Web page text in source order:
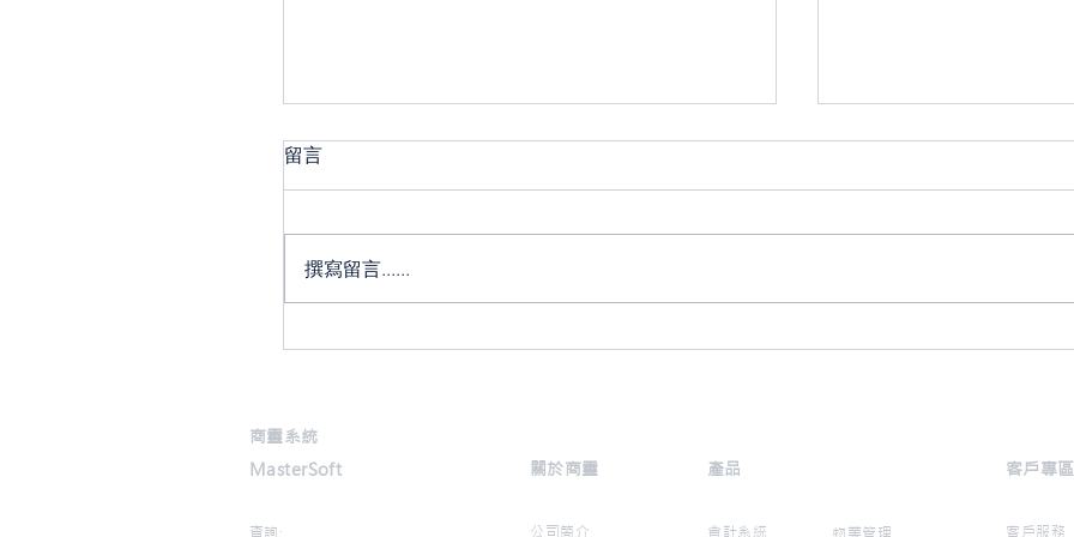
務新高度
留言
撰寫留言......
商靈系統
MasterSoft
關於商靈 ​產品 ​客戶專區
公司簡介 會計系統 客戶服務